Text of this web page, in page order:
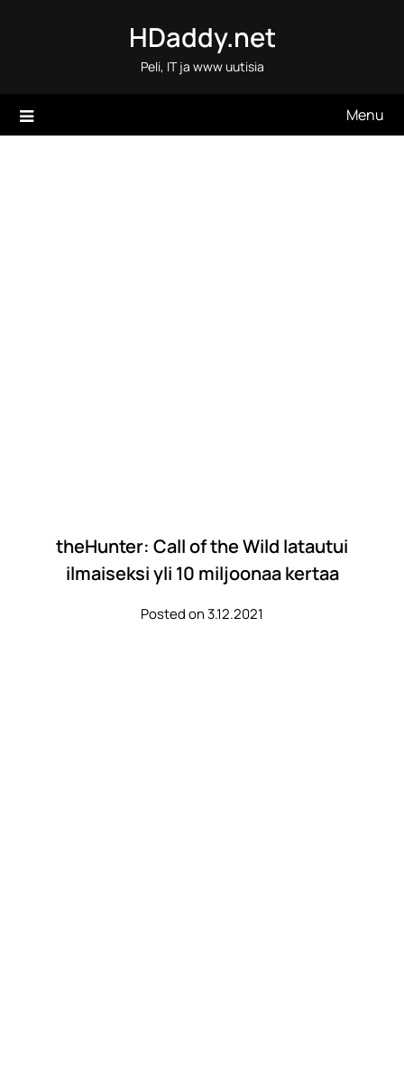
HDaddy.net
Peli, IT ja www uutisia
Menu
theHunter: Call of the Wild latautui
ilmaiseksi yli 10 miljoonaa kertaa
Posted on 3.12.2021